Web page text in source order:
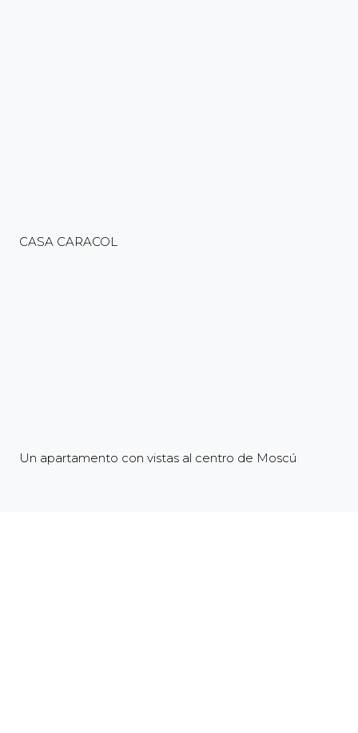
CASA CARACOL
Un apartamento con vistas al centro de Moscú